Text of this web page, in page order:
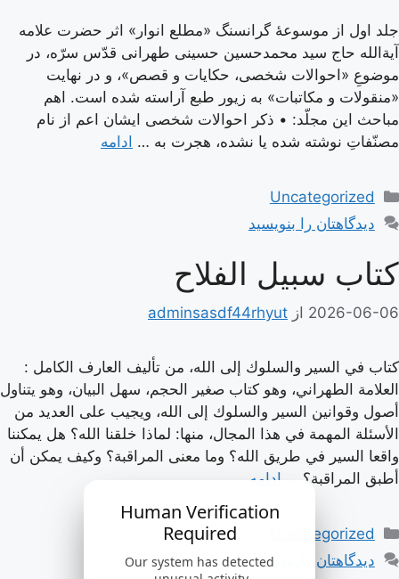
Human Verification
Required
Our system has detected
جلد اول از موسوعۀ گرانسنگ «مطلع انوار» اثر حضرت علامه
آیة‌الله حاج سید محمدحسین حسینی طهرانی قدّس سرّه، در
موضوعِ «احوالات شخصی، حکایات و قصص»، و در نهایت
«منقولات و مکاتبات» به زیور طبع آراسته شده است. اهم
مباحث این مجلّد: • ذکر احوالات شخصی ایشان اعم از نام
مصنّفاتِ نوشته شده یا نشده، هجرت به … ادامه
دسته‌ها
Uncategorized
دیدگاهتان را بنویسید
كتاب سبيل الفلاح
2026-06-06 از adminsasdf44rhyut
كتاب في السير والسلوك إلى الله، من تأليف العارف الكامل :
العلامة الطهراني، وهو كتاب صغير الحجم، سهل البيان، وهو يتناول
أصول وقوانين السير والسلوك إلى الله، ويجيب على العديد من
الأسئلة المهمة في هذا المجال، منها: لماذا خلقنا الله؟ هل يمكننا
واقعا السير في طريق الله؟ وما معنى المراقبة؟ وكيف يمكن أن
أطبق المراقبة؟ … ادامه
دسته‌ها
Uncategorized
دیدگاهتان را بنویسید